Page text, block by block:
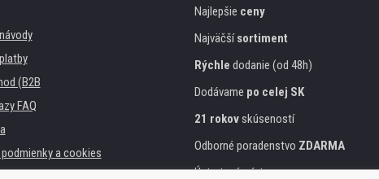
(B2B
FAQ
a cookies
Najlepšie ceny
Najväčšísortiment
Rýchle dodanie (od 48h)
Dodávame po celej SK
21 rokovskúseností
Odborné poradenstvo ZDARMA
Ústretový prístup